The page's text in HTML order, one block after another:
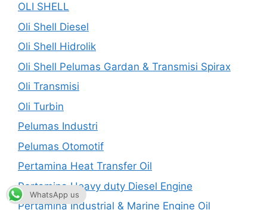
OLI SHELL
Oli Shell Diesel
Oli Shell Hidrolik
Oli Shell Pelumas Gardan & Transmisi Spirax
Oli Transmisi
Oli Turbin
Pelumas Industri
Pelumas Otomotif
Pertamina Heat Transfer Oil
Pertamina Heavy duty Diesel Engine
Pertamina Industrial & Marine Engine Oil
WhatsApp us